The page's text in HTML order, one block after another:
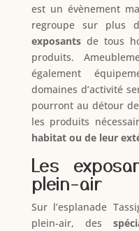
est un évènement
regroupe sur
exposantsde tous
produits.
également
domaines d’activité
pourront au détour
les produits
habitat ou de leur
Les
plein-air
Sur l’esplanade
plein-air, des